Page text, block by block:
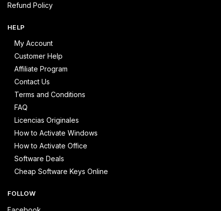
Refund Policy
HELP
My Account
Customer Help
Affiliate Program
Contact Us
Terms and Conditions
FAQ
Licencias Originales
How to Activate Windows
How to Activate Office
Software Deals
Cheap Software Keys Online
FOLLOW